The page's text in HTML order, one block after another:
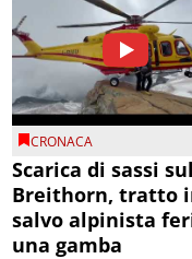
CRONACA
Scarica di sassi sul
Breithorn, tratto
salvo alpinista
una gamba